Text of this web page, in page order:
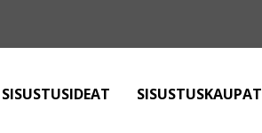
SISUSTUSIDEAT SISUSTUSKAUPAT